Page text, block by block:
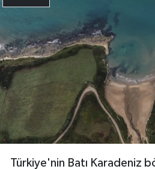
Türkiye'nin Batı Karadeniz